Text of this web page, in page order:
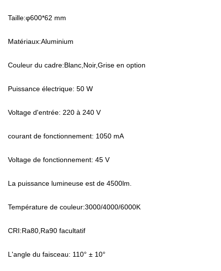
Taille:φ600*62 mm
Matériaux:Aluminium
Couleur du cadre:Blanc,Noir,Grise en option
Puissance électrique: 50 W
Voltage d'entrée: 220 à 240 V
courant de fonctionnement: 1050 mA
Voltage de fonctionnement: 45 V
La puissance lumineuse est de 4500lm.
Température de couleur:3000/4000/6000K
CRI:Ra80,Ra90 facultatif
L'angle du faisceau: 110° ± 10°